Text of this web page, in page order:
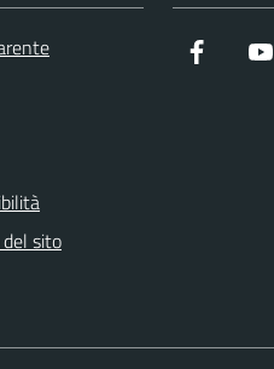
sito
Facebook